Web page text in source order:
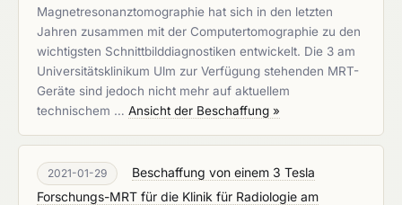
Magnetresonanztomographie hat sich in den letzten
Jahren zusammen mit der Computertomographie zu den
wichtigsten Schnittbilddiagnostiken entwickelt. Die 3 am
Universitätsklinikum Ulm zur Verfügung stehenden MRT-
Geräte sind jedoch nicht mehr auf aktuellem
technischem … Ansicht der Beschaffung »
2021-01-29
Beschaffung von einem 3 Tesla
Forschungs-MRT für die Klinik für Radiologie am